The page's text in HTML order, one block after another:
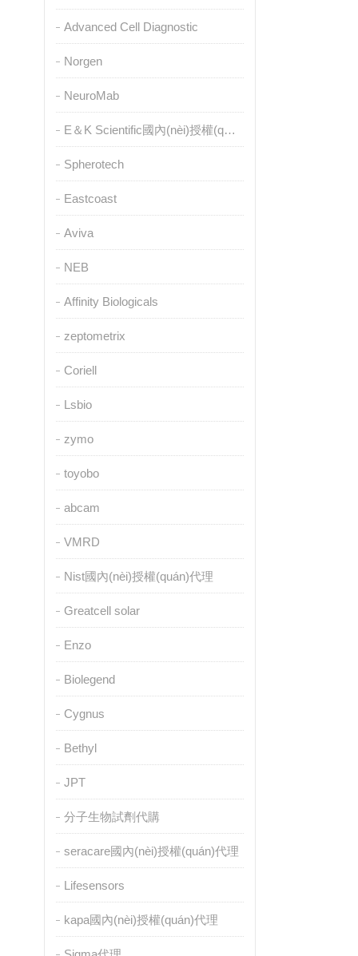
Advanced Cell Diagnostic
Norgen
NeuroMab
E＆K Scientific國內(nèi)授權(quán)代理
Spherotech
Eastcoast
Aviva
NEB
Affinity Biologicals
zeptometrix
Coriell
Lsbio
zymo
toyobo
abcam
VMRD
Nist國內(nèi)授權(quán)代理
Greatcell solar
Enzo
Biolegend
Cygnus
Bethyl
JPT
分子生物試劑代購
seracare國內(nèi)授權(quán)代理
Lifesensors
kapa國內(nèi)授權(quán)代理